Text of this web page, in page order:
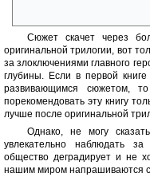
Сюжет скачет через
оригинальной трилогии, вот
за злоключениями главного
глубины. Если в первой
развивающимся сюжетом,
порекомендовать эту книгу
лучше после оригинальной
Однако, не могу
увлекательно наблюдать за
общество деградирует и не
нашим миром напрашиваются